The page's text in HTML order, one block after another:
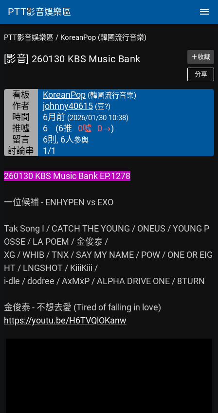
PTT影音娛樂區
PTT影音娛樂區 / KoreanPop (韓國流行音樂)
[影音] 260130 KBS Music Bank ＋收藏
分享
看板 KoreanPop (韓國流行音樂)
作者 johnny40615 (豆?)
時間 6月前 (2026/01/30 10:38)
推噓 6 (6推 0噓 0→)
留言
6則, 6人參與
討論串 1/1
260130 KBS Music Bank EP.1278
一位候補 - ENHYPEN vs EXO
Tak Song I / CATCH THE YOUNG / ONEUS / YOUNG P
OSSE / LA POEM / 金俊泰 /
XG / WHIB / TNX / SAY MY NAME / POW / ONE OR EIG
HT / LNGSHOT / KiiiKiii /
i-dle / dodree / AxMxP / ALPHA DRIVE ONE / 8TURN
https://youtu.be/H6TVQlOKanw